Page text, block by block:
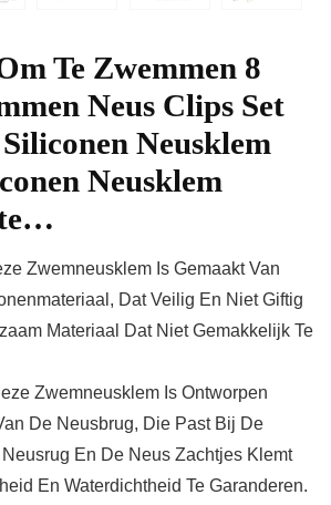
Te Zwemmen 8
Neus Clips Set
Neusklem
Neusklem
Zwemneusklem Is Gemaakt Van
Dat Veilig En Niet Giftig
Materiaal Dat Niet Gemakkelijk Te
Zwemneusklem Is Ontworpen
De Neusbrug, Die Past Bij De
En De Neus Zachtjes Klemt
En Waterdichtheid Te Garanderen.